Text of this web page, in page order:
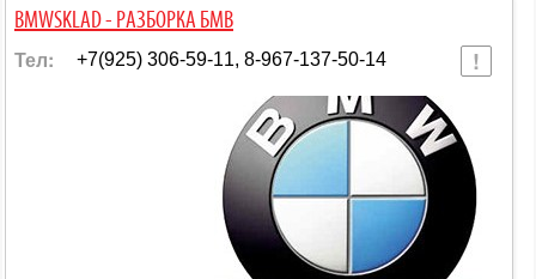
BMWSKLAD - РАЗБОРКА БМВ
Тел: +7(925) 306-59-11, 8-967-137-50-14